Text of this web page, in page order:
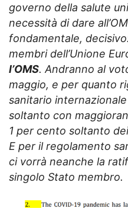
governo della salute
necessità di dare
fondamentale,
membri dell’Unione
l’OMS. Andranno al
maggio, e per quanto
sanitario
soltanto con
1 per cento soltanto
E per il regolamento
ci vorrà neanche la
singolo Stato membro.